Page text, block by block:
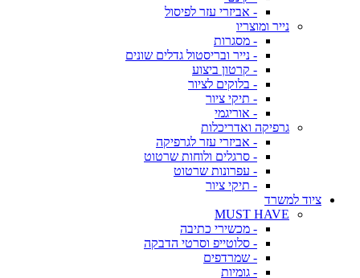
- אביזרי עזר לפיסול
נייר ומוצריו
- מסגרות
- נייר ובריסטול גדלים שונים
- קרטון ביצוע
- בלוקים לציור
- תיקי ציור
- אוריגמי
גרפיקה ואדריכלות
- אביזרי עזר לגרפיקה
- סרגלים ולוחות שרטוט
- עפרונות שרטוט
- תיקי ציור
ציוד למשרד
MUST HAVE
- מכשירי כתיבה
- סלוטייפ וסרטי הדבקה
- שמרדפים
- גומיות